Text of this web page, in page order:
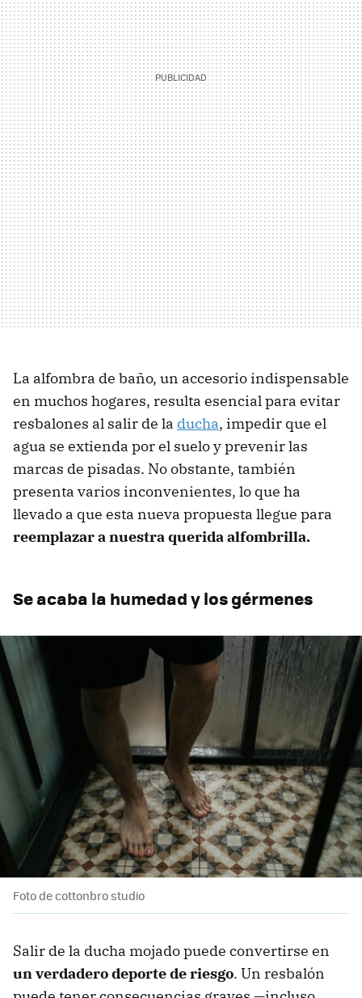
La alfombra de baño, un accesorio indispensable
en muchos hogares, resulta esencial para evitar
resbalones al salir de la ducha, impedir que el
agua se extienda por el suelo y prevenir las
marcas de pisadas. No obstante, también
presenta varios inconvenientes, lo que ha
llevado a que esta nueva propuesta llegue para
reemplazar a nuestra querida alfombrilla.
Se acaba la humedad y los gérmenes
Foto de cottonbro studio
Salir de la ducha mojado puede convertirse en
un verdadero deporte de riesgo. Un resbalón